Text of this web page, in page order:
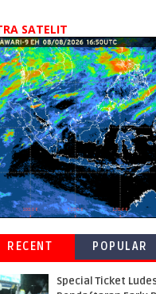
SATELIT
RECENT POPULAR
Special Ticket